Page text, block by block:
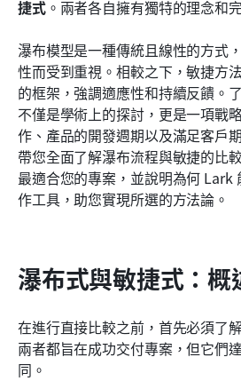
捷式。兩者各自擁有獨特的理念和
瀑布模型是一種傳統且線性的方式
性而受到重視。相較之下，敏捷方
的框架，強調適應性和持續反饋。
不僅是學術上的探討，更是一項戰
作、產品的開發週期以及滿足客戶
帶您全面了解瀑布流程與敏捷的比
最適合您的專案，並說明為何 Lark
作工具，助您實現所選的方法論。
瀑布式與敏捷式：概
在進行直接比較之前，首先必須了
兩者都旨在成功交付專案，但它們
同。
常見問題
相關閱讀